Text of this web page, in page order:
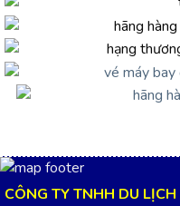
CÔNG TY TNHH DU